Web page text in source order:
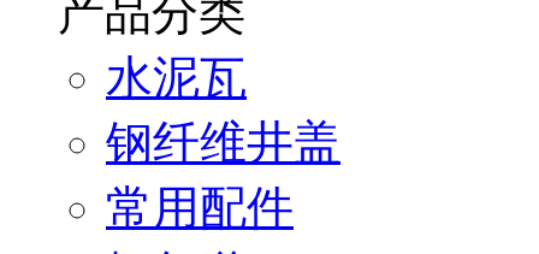
产品分类
水泥瓦
钢纤维井盖
常用配件